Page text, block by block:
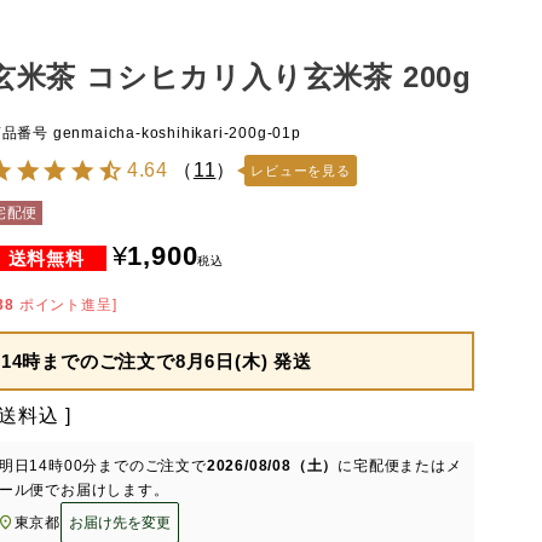
米茶 コシヒカリ入り玄米茶 200g
番号 genmaicha-koshihikari-200g-01p
4.64 （ 11） レビューを見る
配便
¥1,900税込
ポイント進呈]
14時までのご注文で8月6日(木) 発送
料込
日 14時00分 までのご注文で2026/08/08（土） に宅配便またはメ
ル便でお届けします。
東京都
お届け先を変更